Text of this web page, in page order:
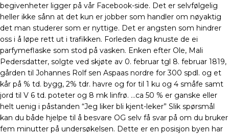
begivenheter ligger på vår Facebook-side. Det er selvfølgelig
heller ikke sånn at det kun er jobber som handler om nøyaktig
det man studerer som er nyttige. Det er angsten som hindrer
oss i å løpe rett ut i trafikken. Forleden dag knuste de ei
parfymeflaske som stod på vasken. Enken efter Ole, Mali
Pedersdatter, solgte ved skjøte av 0. februar tgl 8. februar 1819,
gården til Johannes Rolf sen Aspaas nordre for 300 spdl. og et
kår på % td. bygg, 2% tdr. havre og for til 1 ku og 4 småfe samt
jord til V 6 td. poteter og 8 mk linfrø. …ca 50 % er ganske eller
helt uenig i påstanden “Jeg liker bli kjent-leker” Slik spørsmål
kan du både hjelpe til å besvare OG selv få svar på om du bruker
fem minutter på undersøkelsen. Dette er en posisjon byen har